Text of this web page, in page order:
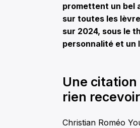
promettent un bel
sur toutes les
sur 2024, sous le
personnalité et un
Une
rien
Christian Roméo